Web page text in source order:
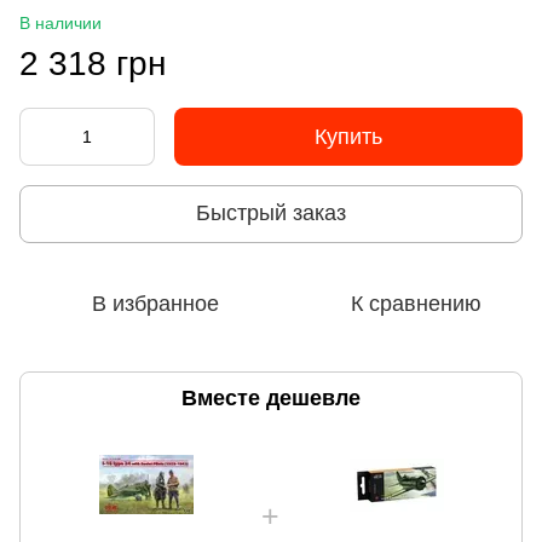
В наличии
2 318 грн
Купить
Быстрый заказ
В избранное К сравнению
Вместе дешевле